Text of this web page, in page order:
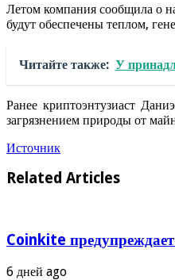
Летом компания сообщила о
будут обеспечены теплом,
Читайте также: У
Ранее криптоэнтузиаст
загрязнением природы от
Источник
Related Articles
Coinkite
6 дней ago